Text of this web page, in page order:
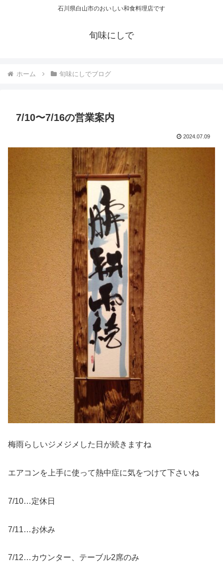
石川県白山市のおいしい和食料理店です
旬味にしで
ホーム 旬味にしでブログ
7/10〜7/16の営業案内
2024.07.09
梅雨らしいジメジメした日が続きますね
エアコンを上手に使って熱中症に気をつけて下さいね
7/10…定休日
7/11…お休み
7/12…カウンター、テーブル2席のみ